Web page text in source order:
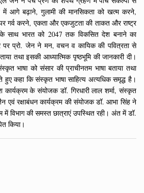
आगे बढ़ाने, गुलामी की मानसिकता को खत्म करने,
गर्व करने, एकता और एकजुटता की ताकत और राष्ट्र
के साथ भारत को 2047 तक विकसित देश बनाने का
प्रो. जेन ने मन, वचन व कायिक की पवित्रता से
तथा इसकी आध्यात्मिक पृष्ठभूमि की जानकारी दी।
भाषा को संसार की प्राचीनतम भाषा बताया तथा
हुए कहा कि संस्कृत भाषा साहित्य अत्यधिक समृद्ध है।
के संयोजक डॉ. गिरधारी लाल शर्मा, संस्कृत
एवं रक्षाबंधन कार्यक्रम की संयोजक डॉ. आभा सिंह ने
में विभाग की समस्त छात्राएं उपस्थित रही। अंत में डॉ.
किया।